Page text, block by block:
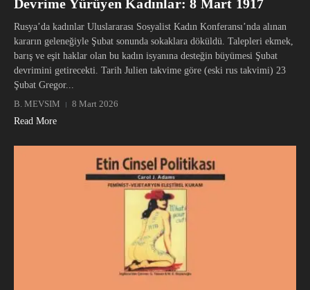
Devrime Yürüyen Kadınlar: 8 Mart 1917
Rusya’da kadınlar Uluslararası Sosyalist Kadın Konferansı’nda alınan
kararın geleneğiyle Şubat sonunda sokaklara döküldü. Talepleri ekmek,
barış ve eşit haklar olan bu kadın isyanına desteğin büyümesi Şubat
devrimini getirecekti. Tarih Julien takvime göre (eski rus takvimi) 23
Şubat Gregor...
B. MEVSIM
8 Mart 2026
Read More